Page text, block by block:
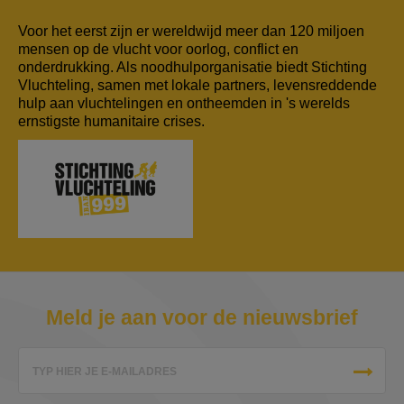
Voor het eerst zijn er wereldwijd meer dan 120 miljoen
mensen op de vlucht voor oorlog, conflict en
onderdrukking. Als noodhulporganisatie biedt Stichting
Vluchteling, samen met lokale partners, levensreddende
hulp aan vluchtelingen en ontheemden in 's werelds
ernstigste humanitaire crises.
Meld je aan voor de nieuwsbrief
TYP HIER JE E-MAILADRES